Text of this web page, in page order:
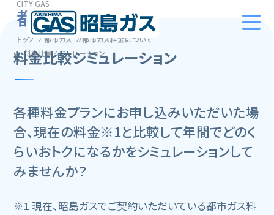
CITY GAS
都市ガス
トップ 都市ガス
都市ガス料金について
料金比較シミュレーション
料金比較シミュレーション
各種料金プランにお申し込みいただいた場
合、現在の料金※1と比較して年間でどのく
らいおトクになるかをシミュレーションして
みませんか？
※1 現在、昭島ガスでご契約いただいている都市ガス料